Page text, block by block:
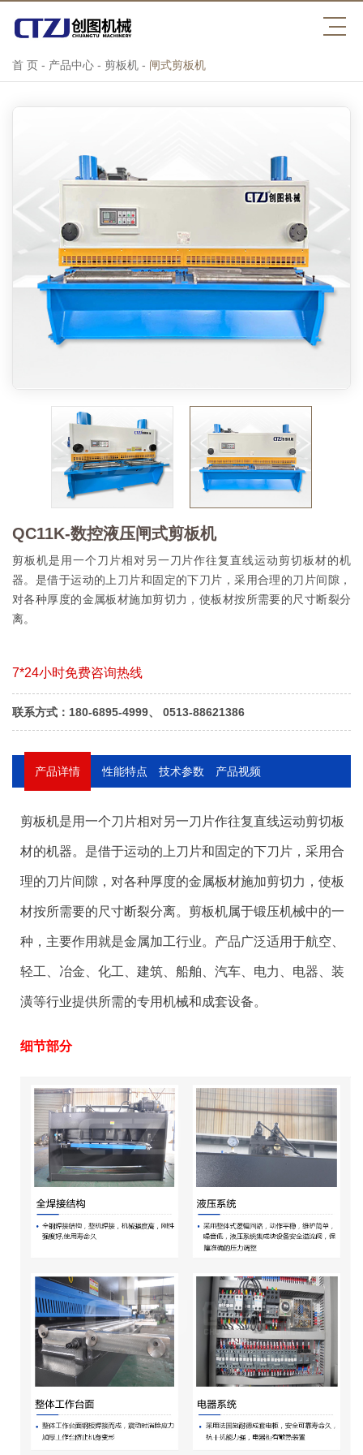
首 页 - 产品中心 - 剪板机 - 闸式剪板机
QC11K-数控液压闸式剪板机
剪板机是用一个刀片相对另一刀片作往复直线运动剪切板材的机
器。是借于运动的上刀片和固定的下刀片，采用合理的刀片间隙，
对各种厚度的金属板材施加剪切力，使板材按所需要的尺寸断裂分
离。
7*24小时免费咨询热线
联系方式：180-6895-4999、 0513-88621386
产品详情 性能特点 技术参数 产品视频
剪板机是用一个刀片相对另一刀片作往复直线运动剪切板
材的机器。是借于运动的上刀片和固定的下刀片，采用合
理的刀片间隙，对各种厚度的金属板材施加剪切力，使板
材按所需要的尺寸断裂分离。剪板机属于锻压机械中的一
种，主要作用就是金属加工行业。产品广泛适用于航空、
轻工、冶金、化工、建筑、船舶、汽车、电力、电器、装
潢等行业提供所需的专用机械和成套设备。
细节部分